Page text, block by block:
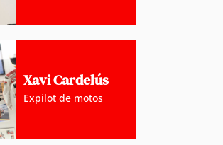
Xavi Cardelús
Expilot de motos